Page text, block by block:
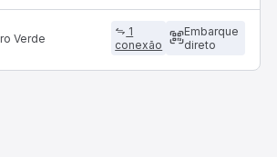
Verde
1
conexão
Embarque
direto